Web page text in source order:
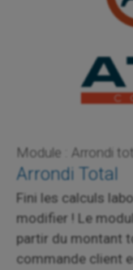
Module : Arrondi
Arrondi Total
Fini les calculs
modifier ! Le
partir du montant
commande client